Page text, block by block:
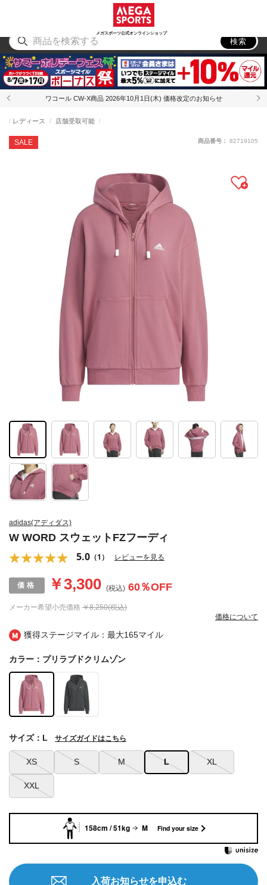
メガスポーツ公式オンラインショップ
アウトドア
検索
ワコール CW-X商品 2026年10月1日(木) 価格改定のお知らせ
獲得ステージマイル：最大165マイル
adidas(アディダス)
W WORD スウェットFZフーディ
5.0 （1） レビューを見る
SALE
レディース 店舗受取可能
メーカー希望小売価格 ￥8,250(税込)
￥3,300 (税込) 60％OFF
価格について
商品番号： 82719105
カラー：プリラブドクリムゾン
XS S M L XL
XXL
サイズ：L サイズガイドはこちら
入荷お知らせを申込む
158cm / 51kg M Find your size